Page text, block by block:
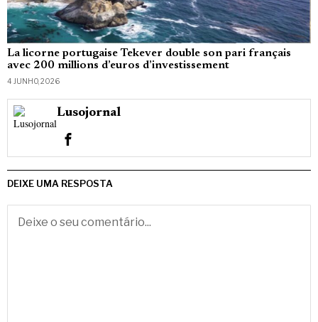
La licorne portugaise Tekever double son pari français
avec 200 millions d’euros d’investissement
4 JUNHO, 2026
Lusojornal
DEIXE UMA RESPOSTA